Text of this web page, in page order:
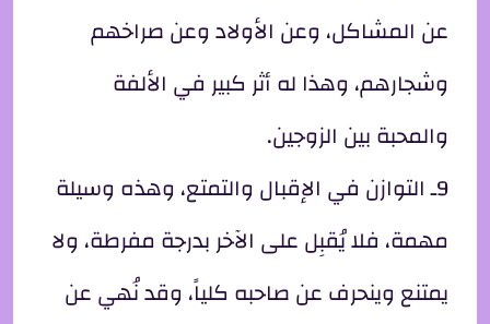
عن المشاكل، وعن الأولاد وعن صراخهم
وشجارهم، وهذا له أثر كبير في الألفة
والمحبة بين الزوجين.
9ـ التوازن في الإقبال والتمتع، وهذه وسيلة
مهمة، فلا يُقبِل على الآخر بدرجة مفرطة، ولا
يمتنع وينحرف عن صاحبه كلياً، وقد نُهي عن